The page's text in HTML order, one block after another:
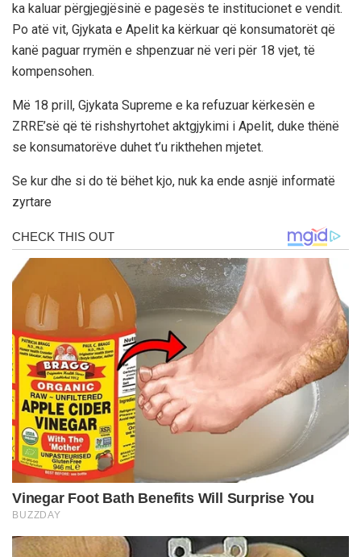
ka kaluar përgjegjësinë e pagesës te institucionet e vendit.
Po atë vit, Gjykata e Apelit ka kërkuar që konsumatorët që
kanë paguar rrymën e shpenzuar në veri për 18 vjet, të
kompensohen.
Më 18 prill, Gjykata Supreme e ka refuzuar kërkesën e
ZRRE’së që të rishshyrtohet aktgjykimi i Apelit, duke thënë
se konsumatorëve duhet t’u rikthehen mjetet.
Se kur dhe si do të bëhet kjo, nuk ka ende asnjë informatë
zyrtare